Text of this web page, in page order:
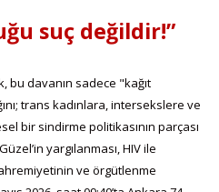
suç değildir!”
bu davanın sadece "kağıt
trans kadınlara, intersekslere ve
bir sindirme politikasının parçası
yargılanması, HIV ile
ve örgütlenme